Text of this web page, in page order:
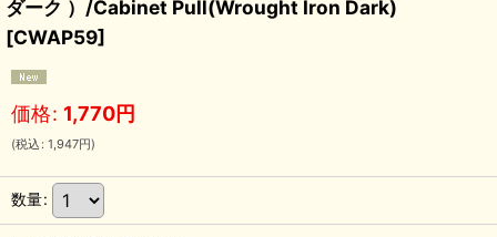
ダーク ）/Cabinet Pull(Wrought Iron Dark)
[CWAP59]
価格: 1,770円
(税込 : 1,947円)
数量: